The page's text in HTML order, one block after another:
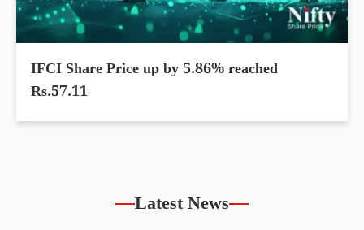
IFCI Share Price up by 5.86% reached
Rs.57.11
Latest News